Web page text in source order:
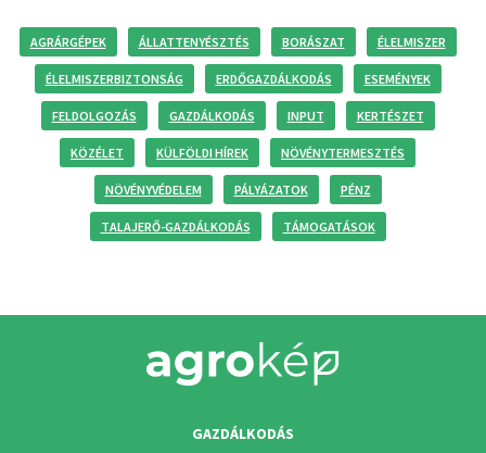
AGRÁRGÉPEK ÁLLATTENYÉSZTÉS BORÁSZAT ÉLELMISZER
ÉLELMISZERBIZTONSÁG ERDŐGAZDÁLKODÁS ESEMÉNYEK
FELDOLGOZÁS GAZDÁLKODÁS INPUT KERTÉSZET
KÖZÉLET KÜLFÖLDI HÍREK NÖVÉNYTERMESZTÉS
NÖVÉNYVÉDELEM PÁLYÁZATOK PÉNZ
TALAJERŐ-GAZDÁLKODÁS TÁMOGATÁSOK
GAZDÁLKODÁS